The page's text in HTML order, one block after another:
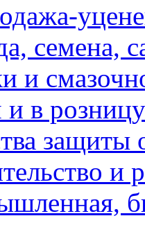
семена,
и
и в розницу
защиты
и